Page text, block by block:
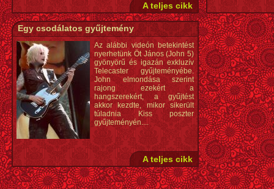
A teljes cikk
Egy csodálatos gyűjtemény
Az alábbi videón betekintést
nyerhetünk Öt János (John 5)
gyönyörű és igazán exkluzív
Telecaster gyűjteményébe.
John elmondása szerint
rajong ezekért a
hangszerekért, a gyűjtést
akkor kezdte, mikor sikerült
túladnia Kiss poszter
gyűjteményén....
A teljes cikk